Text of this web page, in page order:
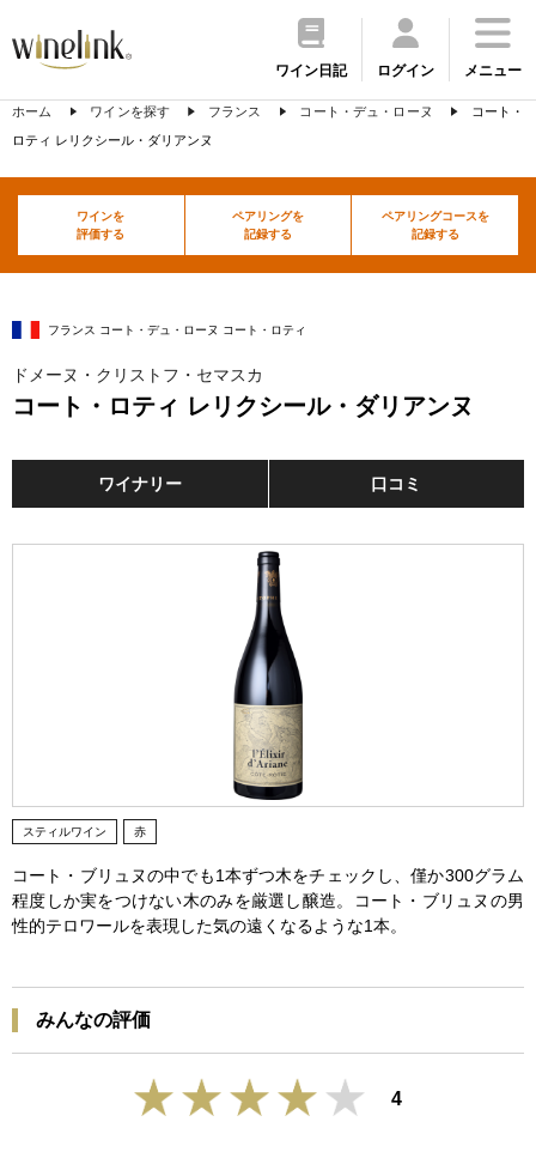
ワイン日記 ログイン メニュー
ホーム ワインを探す フランス コート・デュ・ローヌ
コート・
ロティ レリクシール・ダリアンヌ
ワインを
評価する
ペアリングを
記録する
ペアリングコースを
記録する
フランス コート・デュ・ローヌ コート・ロティ
ドメーヌ・クリストフ・セマスカ
コート・ロティ レリクシール・ダリアンヌ
ワイナリー 口コミ
スティルワイン 赤
コート・ブリュヌの中でも1本ずつ木をチェックし、僅か300グラム
程度しか実をつけない木のみを厳選し醸造。コート・ブリュヌの男
性的テロワールを表現した気の遠くなるような1本。
みんなの評価
4